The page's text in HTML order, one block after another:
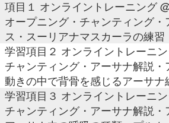
項目１ オンライントレーニング
オープニング・チャンティング
ス・スーリアナマスカーラの練習
学習項目２ オンライントレーニ
チャンティング・アーサナ解説
動きの中で背骨を感じるアーサナ
学習項目３ オンライントレーニ
チャンティング・アーサナ解説